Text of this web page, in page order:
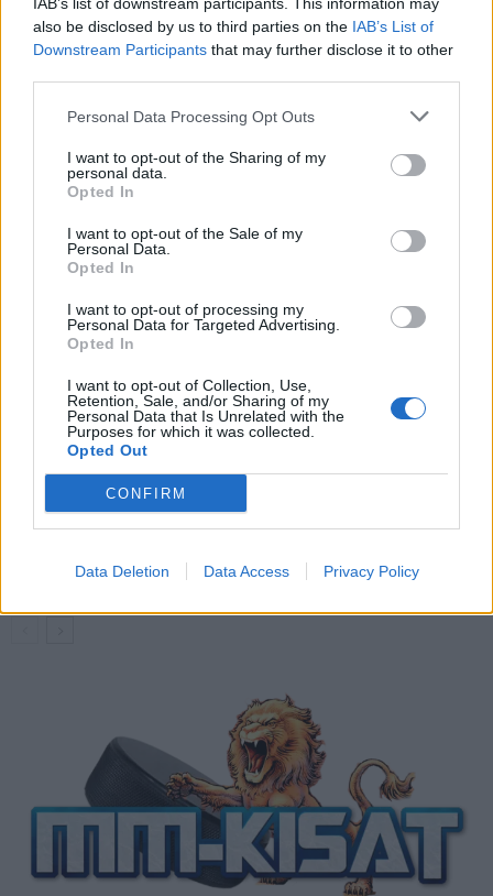
also be disclosed by us to third parties on the IAB’s List of
Downstream Participants that may further disclose it to other
Personal Data Processing Opt Outs
I want to opt-out of the Sharing of my
personal data.
Opted In
I want to opt-out of the Sale of my
Personal Data.
Opted In
I want to opt-out of processing my
Personal Data for Targeted Advertising.
Opted In
I want to opt-out of Collection, Use,
Retention, Sale, and/or Sharing of my
Personal Data that Is Unrelated with the
Purposes for which it was collected.
Opted Out
CONFIRM
Data Deletion Data Access Privacy Policy
vedonlyöntivinkit
kauden ensimmäisen maalinsa
LIITTYVÄT ARTIKKELIT
Leijonat julkisti ketjut Sveitsi-peliin –
Aleksander Barkov tekee paluun
Venäläisveskari sekosi Suomen 2.
divisioonassa – sai samasta tilanteesta
50 jäähyminuuttia
Kanada – USA klo 15:10 – näin katsot